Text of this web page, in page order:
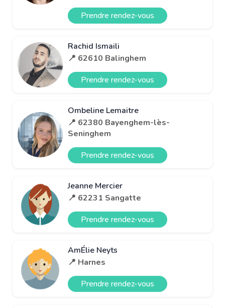
Prendre rendez-vous
Rachid Ismaili
📍 62610 Balinghem
Prendre rendez-vous
Ombeline Lemaitre
📍 62380 Bayenghem-lès-
Seninghem
Prendre rendez-vous
Jeanne Mercier
📍 62231 Sangatte
Prendre rendez-vous
AmÉlie Neyts
📍 Harnes
Prendre rendez-vous